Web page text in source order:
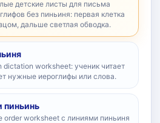
детские листы для письма
без пиньиня: первая клетка
дальше светлая обводка.
dictation worksheet: ученик читает
нужные иероглифы или слова.
пиньинь
order worksheet с линиями пиньиня